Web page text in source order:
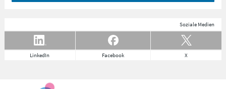
Soziale Medien
LinkedIn Facebook X